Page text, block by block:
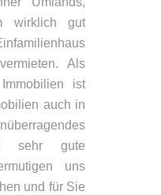
wirklich gut
Als
ist
auch in
sehr gute
uns
und für Sie